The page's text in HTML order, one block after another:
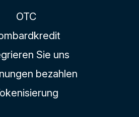
OTC
Sie uns
bezahlen